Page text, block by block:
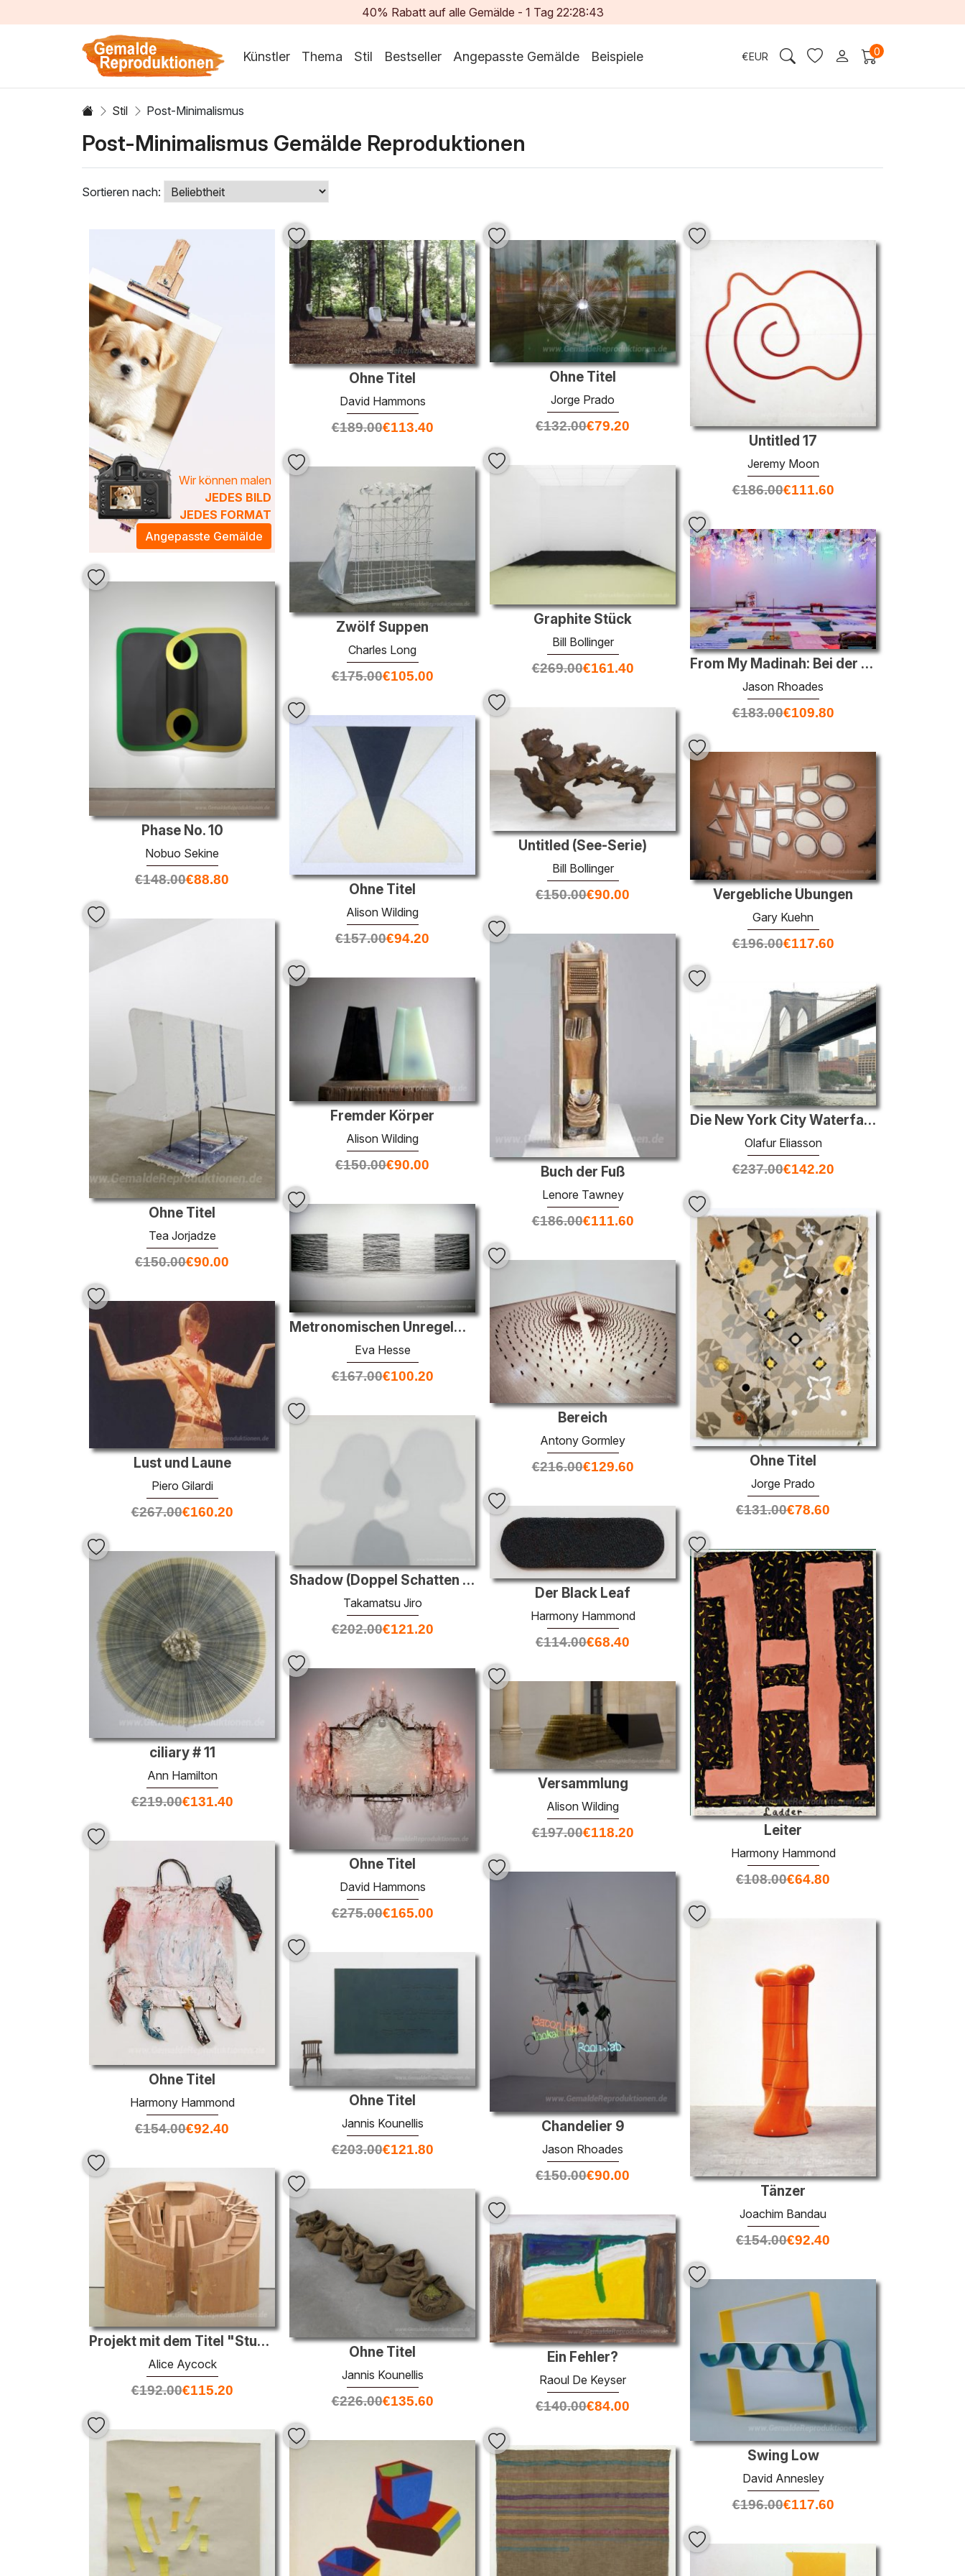
40% Rabatt auf alle Gemälde -1 Tag 22:28:41
Künstler Thema Stil Bestseller Angepasste Gemälde Beispiele €EUR 0
Stil Post-Minimalismus
Post-Minimalismus Gemälde Reproduktionen
Sortieren nach:
Wir können malen
JEDES BILD
JEDES FORMAT
Angepasste Gemälde
Ohne Titel
David Hammons
€189.00€113.40
Ohne Titel
Jorge Prado
€132.00€79.20
Untitled 17
Jeremy Moon
€186.00€111.60
Graphite Stück
Bill Bollinger
€269.00€161.40
Zwölf Suppen
Charles Long
€175.00€105.00
From My Madinah: Bei der Verfolgung meiner Einsiedelei ...
Jason Rhoades
€183.00€109.80
Phase No. 10
Nobuo Sekine
€148.00€88.80
Untitled (See-Serie)
Bill Bollinger
€150.00€90.00
Ohne Titel
Alison Wilding
€157.00€94.20
Vergebliche Übungen
Gary Kuehn
€196.00€117.60
Ohne Titel
Tea Jorjadze
€150.00€90.00
Buch der Fuß
Lenore Tawney
€186.00€111.60
Fremder Körper
Alison Wilding
€150.00€90.00
Die New York City Waterfalls
Olafur Eliasson
€237.00€142.20
Metronomischen Unregelmäßigkeit II
Eva Hesse
€167.00€100.20
Ohne Titel
Jorge Prado
€131.00€78.60
Bereich
Antony Gormley
€216.00€129.60
Lust und Laune
Piero Gilardi
€267.00€160.20
Shadow (Doppel Schatten einer Frau)
Takamatsu Jiro
€202.00€121.20
Der Black Leaf
Harmony Hammond
€114.00€68.40
Leiter
Harmony Hammond
€108.00€64.80
ciliary # 11
Ann Hamilton
€219.00€131.40
Ohne Titel
David Hammons
€275.00€165.00
Versammlung
Alison Wilding
€197.00€118.20
Ohne Titel
Harmony Hammond
€154.00€92.40 Chandelier 9
Jason Rhoades
€150.00€90.00
Tänzer
Joachim Bandau
€154.00€92.40
Ohne Titel
Jannis Kounellis
€203.00€121.80
Projekt mit dem Titel "Studien für eine Stadt"
Alice Aycock
€192.00€115.20
Ohne Titel
Jannis Kounellis
€226.00€135.60
Ein Fehler?
Raoul De Keyser
€140.00€84.00
Swing Low
David Annesley
€196.00€117.60